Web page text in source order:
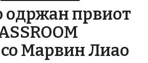
одржан првиот
Марвин Лиао